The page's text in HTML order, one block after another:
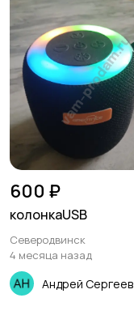
600 ₽
колонкаUSB
Северодвинск
4 месяца назад
Андрей Сергеев